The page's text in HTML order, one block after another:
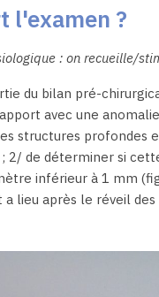
l'examen ?
: on recueille/
du bilan pré-
avec une
structures profondes
2/ de déterminer si
inférieur à 1 mm
a lieu après le réveil